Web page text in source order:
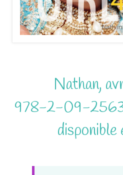
Nathan,
978-2-09-
disponible